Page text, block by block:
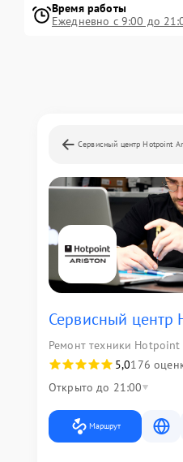
Время работы
Ежедневно с 9:00 до
Сервисный центр Hotpoint
Сервисный центр
Ремонт техники
5,0176
Открыто до 21:00
Маршрут